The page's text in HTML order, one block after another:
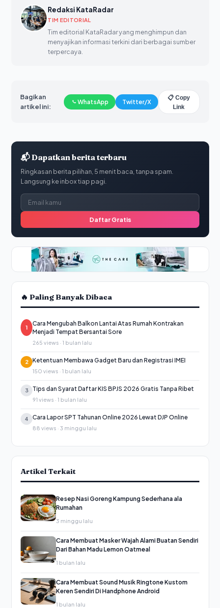
Redaksi KataRadar
TIM EDITORIAL
Tim editorial KataRadar yang menghimpun dan
menyajikan informasi terkini dari berbagai sumber
terpercaya.
Bagikan
artikel ini:
WhatsApp Twitter/X
📋 Copy
Link
📬 Dapatkan berita terbaru
Ringkasan berita pilihan, 5 menit baca, tanpa spam.
Langsung ke inbox tiap pagi.
Daftar Gratis
🔥 Paling Banyak Dibaca
1
Cara Mengubah Balkon Lantai Atas Rumah Kontrakan
Menjadi Tempat Bersantai Sore
265 views · 1 bulan lalu
2 Ketentuan Membawa Gadget Baru dan Registrasi IMEI
150 views · 1 bulan lalu
3 Tips dan Syarat Daftar KIS BPJS 2026 Gratis Tanpa Ribet
91 views · 1 bulan lalu
4 Cara Lapor SPT Tahunan Online 2026 Lewat DJP Online
88 views · 3 minggu lalu
Artikel Terkait
Resep Nasi Goreng Kampung Sederhana ala
Rumahan
3 minggu lalu
Cara Membuat Masker Wajah Alami Buatan Sendiri
Dari Bahan Madu Lemon Oatmeal
1 bulan lalu
Cara Membuat Sound Musik Ringtone Kustom
Keren Sendiri Di Handphone Android
1 bulan lalu